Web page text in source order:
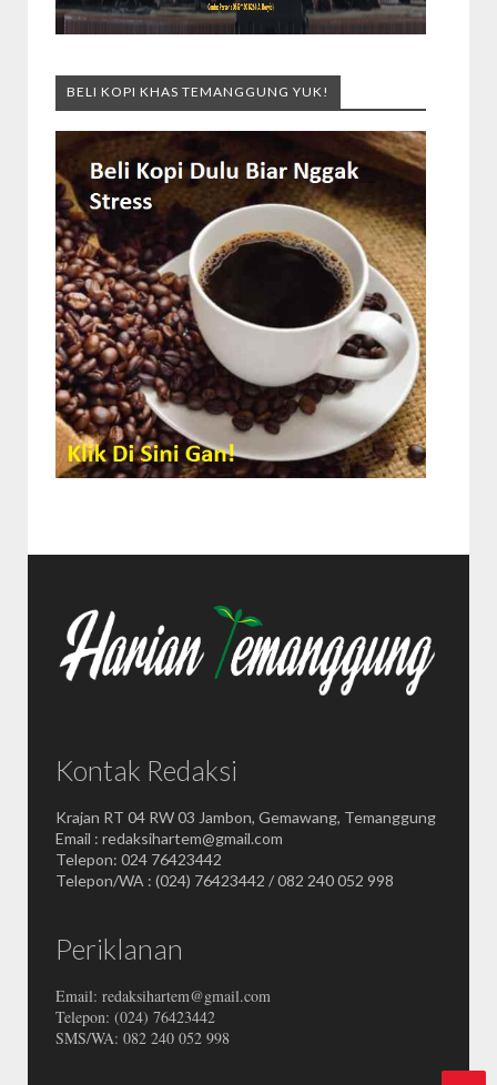
BELI KOPI KHAS TEMANGGUNG YUK!
Kontak Redaksi
Krajan RT 04 RW 03 Jambon, Gemawang, Temanggung
Email : redaksihartem@gmail.com
Telepon: 024 76423442
Telepon/WA : (024) 76423442 / 082 240 052 998
Periklanan
Email: redaksihartem@gmail.com
Telepon: (024) 76423442
SMS/WA: 082 240 052 998